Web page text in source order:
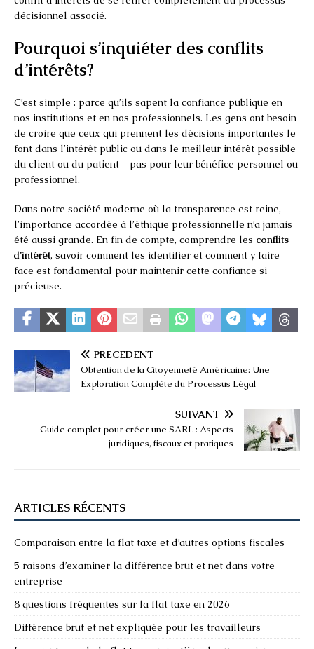
décisionnel associé.
Pourquoi s’inquiéter des conflits
d’intérêts?
C’est simple : parce qu’ils sapent la confiance publique en
nos institutions et en nos professionnels. Les gens ont besoin
de croire que ceux qui prennent les décisions importantes le
font dans l’intérêt public ou dans le meilleur intérêt possible
du client ou du patient – pas pour leur bénéfice personnel ou
professionnel.
Dans notre société moderne où la transparence est reine,
l’importance accordée à l’éthique professionnelle n’a jamais
été aussi grande. En fin de compte, comprendre les conflits
d’intérêt, savoir comment les identifier et comment y faire
face est fondamental pour maintenir cette confiance si
précieuse.
PRÉCÉDENT
Obtention de la Citoyenneté Américaine: Une
Exploration Complète du Processus Légal
SUIVANT
Guide complet pour créer une SARL : Aspects
juridiques, fiscaux et pratiques
ARTICLES RÉCENTS
Comparaison entre la flat taxe et d’autres options fiscales
5 raisons d’examiner la différence brut et net dans votre
entreprise
8 questions fréquentes sur la flat taxe en 2026
Différence brut et net expliquée pour les travailleurs